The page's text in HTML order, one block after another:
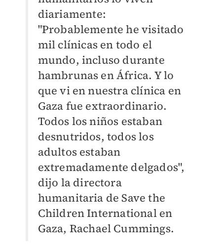
diariamente:
"Probablemente he visitado
mil clínicas en todo el
mundo, incluso durante
hambrunas en África. Y lo
que vi en nuestra clínica en
Gaza fue extraordinario.
Todos los niños estaban
desnutridos, todos los
adultos estaban
extremadamente delgados",
dijo la directora
humanitaria de Save the
Children International en
Gaza, Rachael Cummings.